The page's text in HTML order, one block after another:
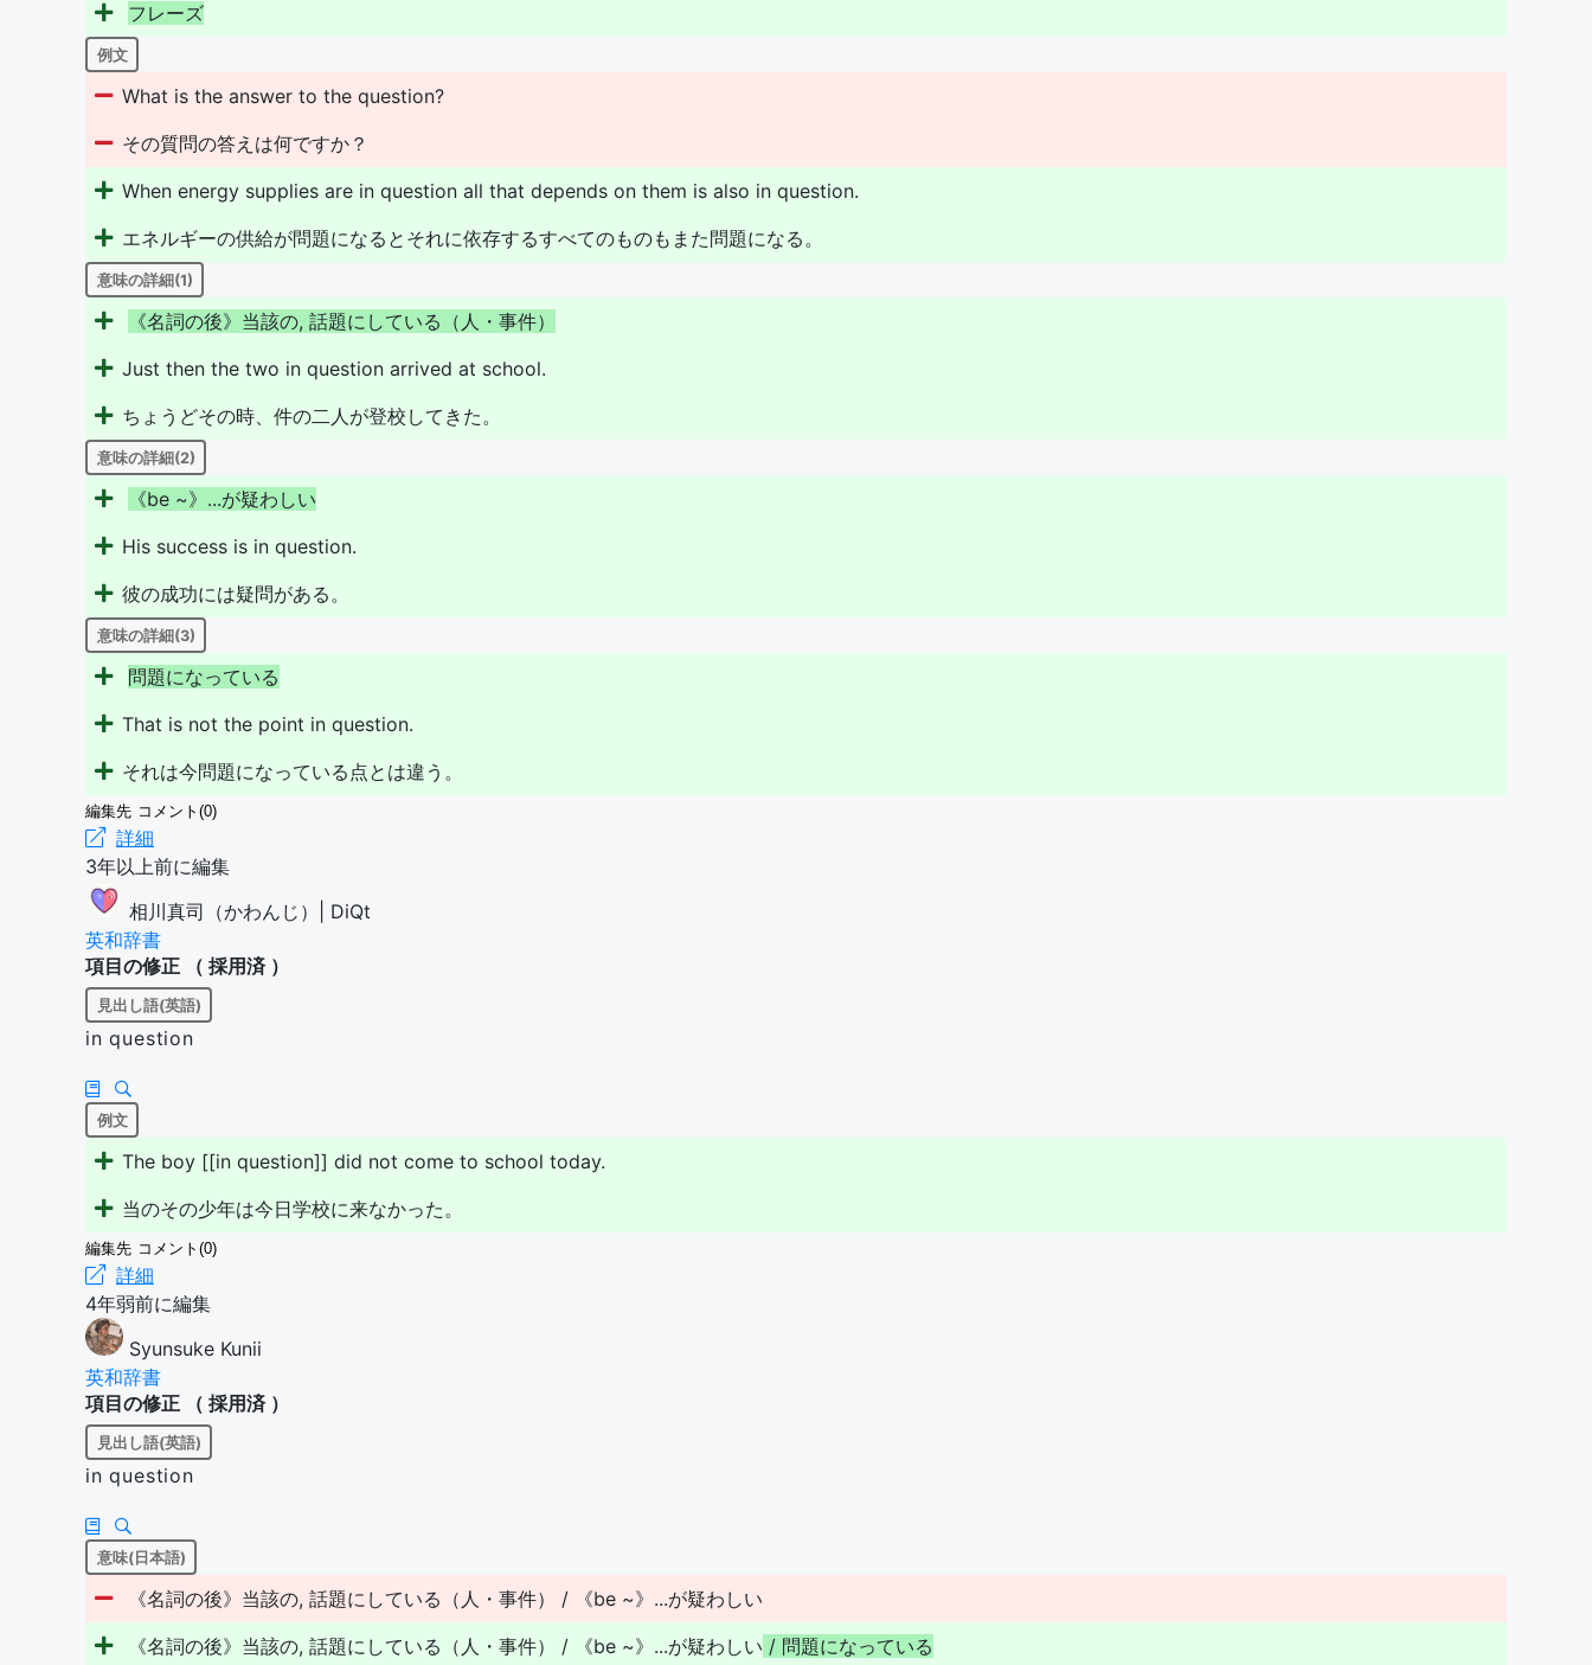
フ レーズ
例文
What is the answer to the question?
その質問の答えは何ですか？
When energy supplies are in question all that depends on them is also in question.
エネルギーの供給が問題になるとそれに依存するすべてのものもまた問題になる。
意味の詳細(1)
《名詞の後》 当該の, 話題に している （ 人 ・ 事件）
Just then the two in question arrived at school.
ちょうどその時、件の二人が登校してきた。
意味の詳細(2)
《be ~》 ...が疑わ しい
His success is in question.
彼の成功には疑問がある。
意味の詳細(3)
問題になっている
That is not the point in question.
それは今問題になっている点とは違う。
編集先 コメント(0)
詳細
3年以上前に編集
相川真司（かわんじ）| DiQt
英和辞書
項目の修正 （ 採用済）
見出し語(英語)
in question
例文
The boy [[in question]] did not come to school today.
当のその少年は今日学校に来なかった。
編集先 コメント(0)
詳細
4年弱前に編集
Syunsuke Kunii
英和辞書
項目の修正 （ 採用済）
見出し語(英語)
in question
意味(日本語)
《名詞の後》当該の, 話題にしている（人・事件） / 《be ~》...が疑わしい
《名詞の後》当該の, 話題にしている（人・事件） / 《be ~》...が疑わしい / 問題になっている